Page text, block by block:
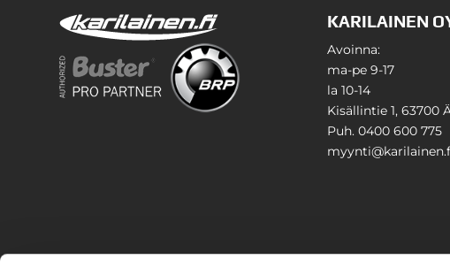
KARILAINEN
Avoinna:
ma-pe 9-17
la 10-14
Kisällintie 1, 63700
Puh. 0400 600 775